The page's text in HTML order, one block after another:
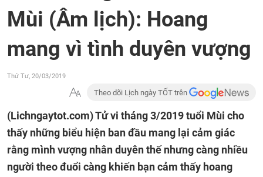
Mùi (Âm lịch): Hoang
mang vì tình duyên vượng
Thứ Tư, 20/03/2019
Theo dõi Lịch ngày TỐT trên
(Lichngaytot.com)Tử vi tháng 3/2019 tuổi Mùi cho
thấy những biểu hiện ban đầu mang lại cảm giác
rằng mình vượng nhân duyên thế nhưng càng nhiều
người theo đuổi càng khiến bạn cảm thấy hoang